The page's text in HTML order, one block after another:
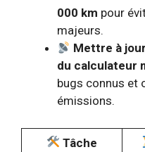
000 km pour
majeurs.
Mettre à
du calculateur
bugs connus et
émissions.
Tâche